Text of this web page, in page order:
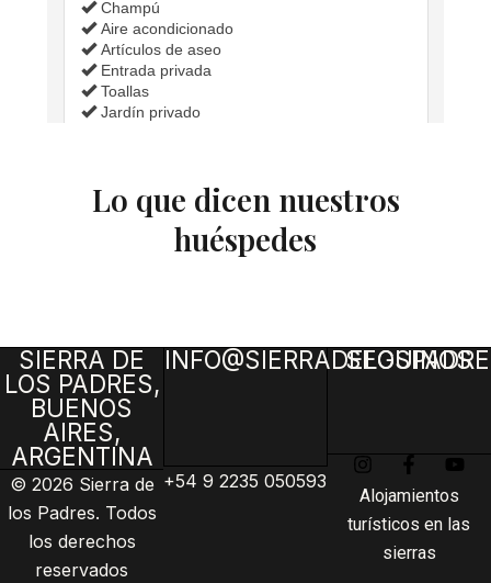
Lo que dicen nuestros
huéspedes
SIERRA DE
LOS PADRES,
BUENOS
AIRES,
ARGENTINA
© 2026 Sierra de
los Padres. Todos
los derechos
reservados
+54 9 2235 050593
SEGUINOS
I
n
s
t
F
a
c
e
o
Y
u
t
Alojamientos
turísticos en las
sierras